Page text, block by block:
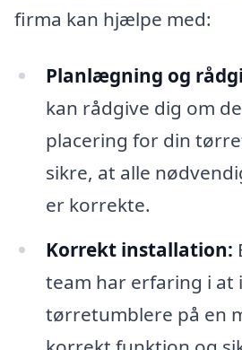
firma kan hjælpe med:
Planlægning og
kan rådgive dig om
placering for din
sikre, at alle
er korrekte.
Korrekt installation:
team har erfaring i at
tørretumblere på en